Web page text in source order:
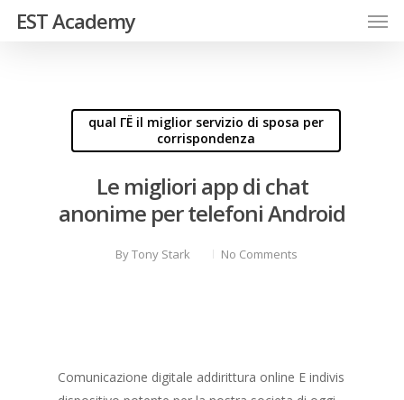
EST Academy
qual ГЁ il miglior servizio di sposa per
corrispondenza
Le migliori app di chat
anonime per telefoni Android
ByTony Stark No Comments
Comunicazione digitale addirittura online E indivis